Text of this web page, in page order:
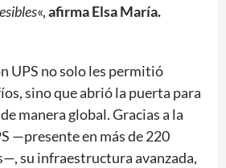
«,afirma Elsa María.
UPS no solo les permitió
sino que abrió la puerta para
manera global. Gracias a la
—presente en más de 220
su infraestructura avanzada,